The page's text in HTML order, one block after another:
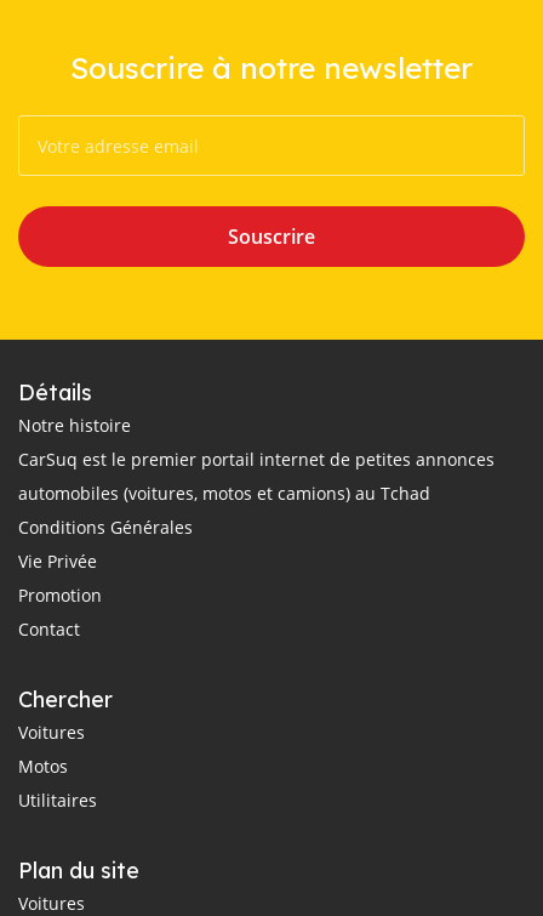
Souscrire à notre newsletter
Souscrire
Détails
Notre histoire
CarSuq est le premier portail internet de petites annonces
automobiles (voitures, motos et camions) au Tchad
Conditions Générales
Vie Privée
Promotion
Contact
Chercher
Voitures
Motos
Utilitaires
Plan du site
Voitures